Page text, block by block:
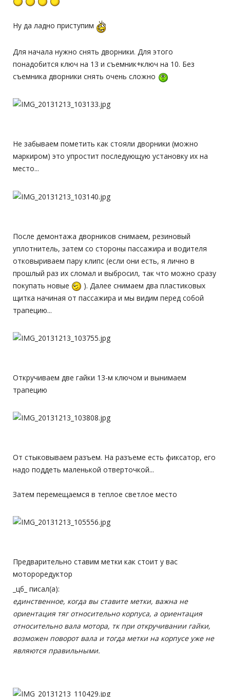
Ну да ладно приступим
Для начала нужно снять дворники. Для этого
понадобится ключ на 13 и съемник+ключ на 10. Без
съемника дворники снять очень сложно
Не забываем пометить как стояли дворники (можно
маркиром) это упростит последующую установку их на
место...
После демонтажа дворников снимаем, резиновый
уплотнитель, затем со стороны пассажира и водителя
отковыриваем пару клипс (если они есть, я лично в
прошлый раз их сломал и выбросил, так что можно сразу
покупать новые
). Далее снимаем два пластиковых
щитка начиная от пассажира и мы видим перед собой
трапецию...
Откручиваем две гайки 13-м ключом и вынимаем
трапецию
От стыковываем разъем. На разъеме есть фиксатор, его
надо поддеть маленькой отверточкой...
Затем перемещаемся в теплое светлое место
Предварительно ставим метки как стоит у вас
мотороредуктор
_цб_ писал(а):
единственное, когда вы ставите метки, важна не
ориентация тяг относительно корпуса, а ориентация
относительно вала мотора, тк при откручивании гайки,
возможен поворот вала и тогда метки на корпусе уже не
являются правильными.